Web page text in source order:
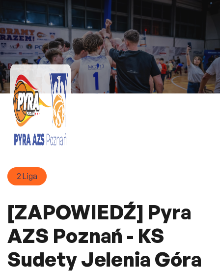
2 Liga
[ZAPOWIEDŹ] Pyra
AZS Poznań - KS
Sudety Jelenia Góra